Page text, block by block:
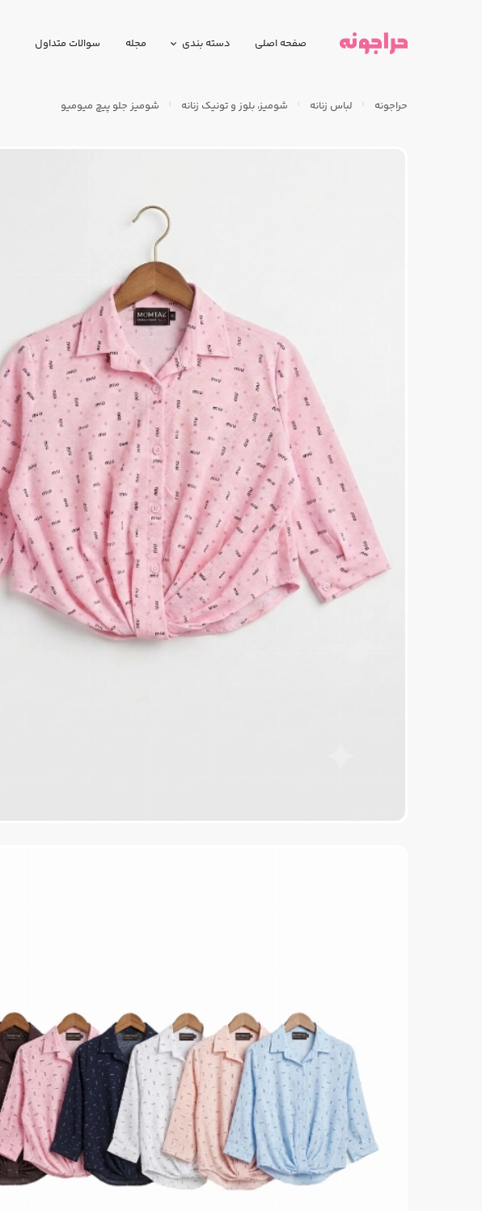
صفحه اصلی دسته بندی مجله سوالات متداول
حراجونه لباس زنانه شومیز، بلوز و تونیک زنانه شومیز جلو پیچ میومیو